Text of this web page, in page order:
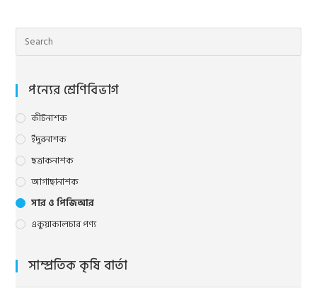
পন্যের শ্রেণিবিভাগ
কীটনাশক
ইঁদুরনাশক
ছত্রাকনাশক
আগাছানাশক
সার ও পিজিআর
একুয়াকালচার পণ্য
সাম্প্রতিক কৃষি বার্তা